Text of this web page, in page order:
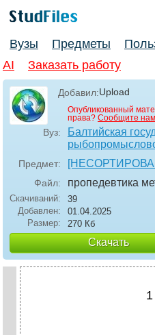
Вузы Предметы
AI
Заказать работу
Добавил:Upload
Опубликованный
права? Сообщите
Вуз:
Балтийская
Предмет:
Файл: пропедевтика
Скачиваний:
39
Добавлен:
01.04.2025
Размер:
270 Кб
Скачать